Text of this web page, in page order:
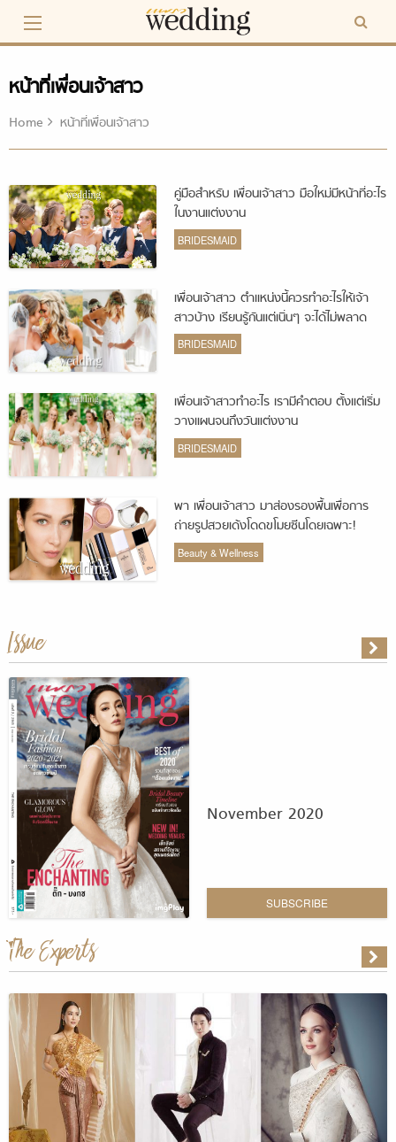
content
หน้าที่เพื่อนเจ้าสาว
Home หน้าที่เพื่อนเจ้าสาว
คู่มือสำหรับ เพื่อนเจ้าสาว มือใหม่มีหน้าที่อะไร
ในงานแต่งงาน
BRIDESMAID
เพื่อนเจ้าสาว ตำแหน่งนี้ควรทำอะไรให้เจ้า
สาวบ้าง เรียนรู้กันแต่เนิ่นๆ จะได้ไม่พลาด
BRIDESMAID
เพื่อนเจ้าสาวทำอะไร เรามีคำตอบ ตั้งแต่เริ่ม
วางแผนจนถึงวันแต่งงาน
BRIDESMAID
พา เพื่อนเจ้าสาว มาส่องรองพื้นเพื่อการ
ถ่ายรูปสวยเด้งโดดขโมยซีนโดยเฉพาะ!
Beauty & Wellness
Issue
November 2020
SUBSCRIBE
The Experts